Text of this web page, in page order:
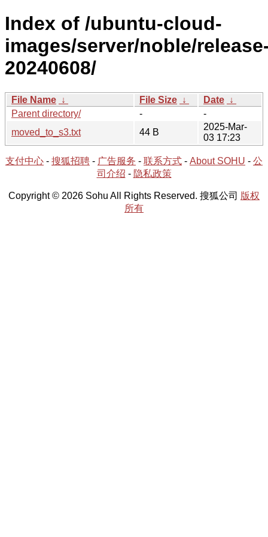
Index of /ubuntu-cloud-
images/server/noble/
20240608/
File Name ↓ File Size ↓ Date ↓
Parent directory/
-
-
moved_to_s3.txt
44 B
2025-Mar-
03 17:23
支付中心 - 搜狐招聘 - 广告服务 - 联系方式 - About SOHU - 公
司介绍 - 隐私政策
Copyright © 2026 Sohu All Rights Reserved. 搜狐公司 版权
所有